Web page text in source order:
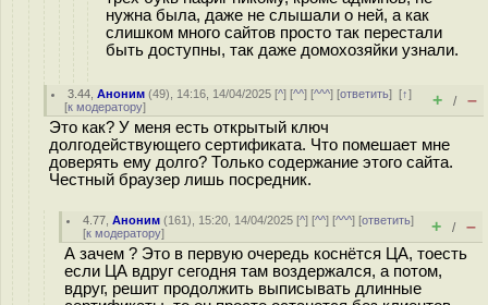
нужна была, даже не слышали о ней, а как
слишком много сайтов просто так перестали
быть доступны, так даже домохозяйки узнали.
3.44 ,Аноним (49), 14:16, 14/04/2025 [^] [^^] [^^^] [ответить][↑]
[к модератору] + / –
Это как? У меня есть открытый ключ
долгодействующего сертификата. Что помешает мне
доверять ему долго? Только содержание этого сайта.
Честный браузер лишь посредник.
4.77 ,Аноним (161), 15:20, 14/04/2025 [^] [^^] [^^^] [ответить]
[к модератору] + / –
А зачем ? Это в первую очередь коснётся ЦА, тоесть
если ЦА вдруг сегодня там воздержался, а потом,
вдруг, решит продолжить выписывать длинные